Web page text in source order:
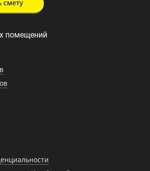
смету
помещений